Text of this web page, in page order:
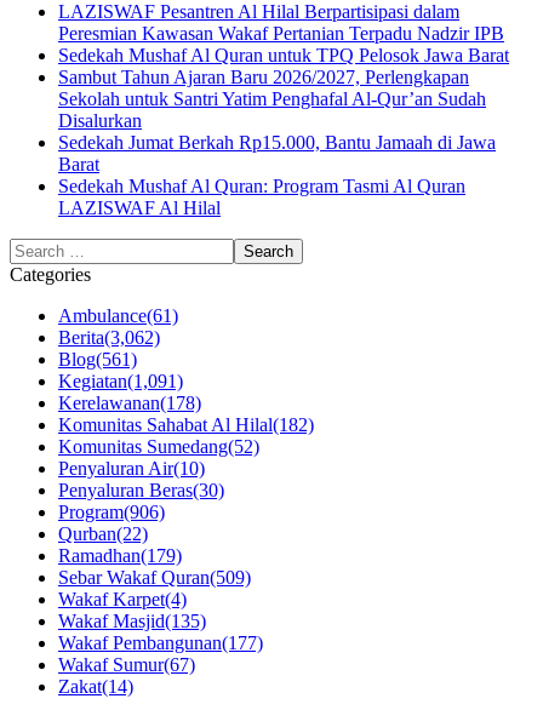
LAZISWAF Pesantren Al Hilal Berpartisipasi dalam
Peresmian Kawasan Wakaf Pertanian Terpadu Nadzir IPB
Sedekah Mushaf Al Quran untuk TPQ Pelosok Jawa Barat
Sambut Tahun Ajaran Baru 2026/2027, Perlengkapan
Sekolah untuk Santri Yatim Penghafal Al-Qur’an Sudah
Disalurkan
Sedekah Jumat Berkah Rp15.000, Bantu Jamaah di Jawa
Barat
Sedekah Mushaf Al Quran: Program Tasmi Al Quran
LAZISWAF Al Hilal
Categories
Ambulance(61)
Berita(3,062)
Blog(561)
Kegiatan(1,091)
Kerelawanan(178)
Komunitas Sahabat Al Hilal(182)
Komunitas Sumedang(52)
Penyaluran Air(10)
Penyaluran Beras(30)
Program(906)
Qurban(22)
Ramadhan(179)
Sebar Wakaf Quran(509)
Wakaf Karpet(4)
Wakaf Masjid(135)
Wakaf Pembangunan(177)
Wakaf Sumur(67)
Zakat(14)